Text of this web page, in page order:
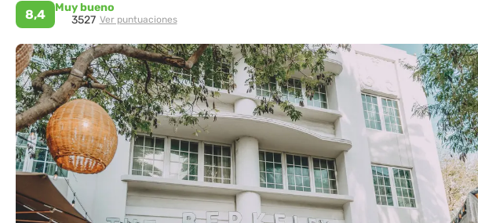
8,4
Muy bueno
3527 Ver puntuaciones